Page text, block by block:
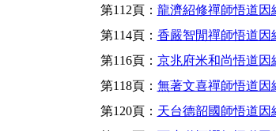
第112頁： 龍濟紹修禪師悟道因
第114頁： 香嚴智閒禪師悟道因
第116頁： 京兆府米和尚悟道因
第118頁： 無著文喜禪師悟道因
第120頁： 天台德韶國師悟道因